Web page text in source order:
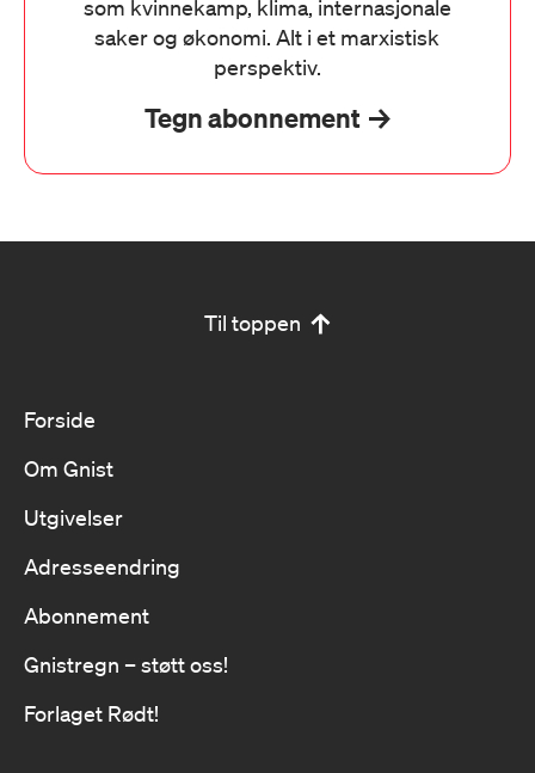
som kvinnekamp, klima, internasjonale
saker og økonomi. Alt i et marxistisk
perspektiv.
Tegn abonnement
Til toppen
Forside
Om Gnist
Utgivelser
Adresseendring
Abonnement
Gnistregn – støtt oss!
Forlaget Rødt!